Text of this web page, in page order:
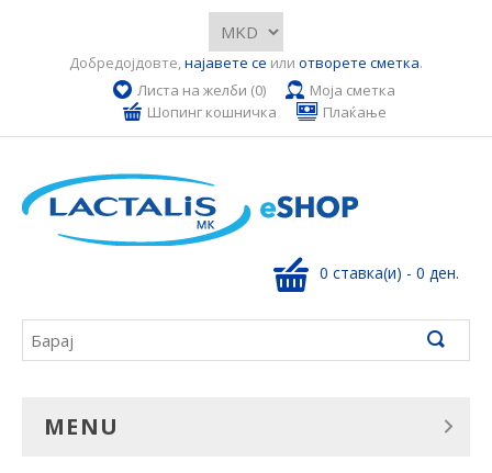
Добредојдовте,најавете се или отворете сметка.
Листа на желби (0)
Моја сметка
Шопинг кошничка
Плаќање
0 ставка(и) - 0 ден.
MENU